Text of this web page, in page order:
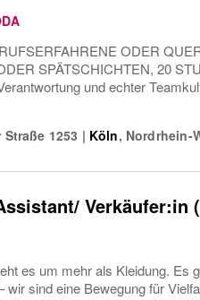
ODER
SPÄTSCHICHTEN, 20
und echter
1253 | Köln, Nordrhein-
Verkäufer:in
es um mehr als Kleidung. Es
wir sind eine Bewegung für